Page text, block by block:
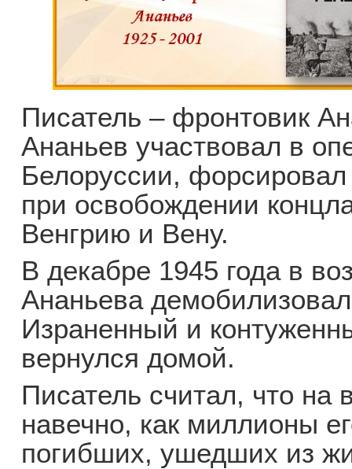
Писатель – фронтовик
Ананьев участвовал в
Белоруссии,
при освобождении
Венгрию и Вену.
В декабре 1945 года в
Ананьева
Израненный и
вернулся домой.
Писатель считал, что на
навечно, как миллионы
погибших, ушедших из